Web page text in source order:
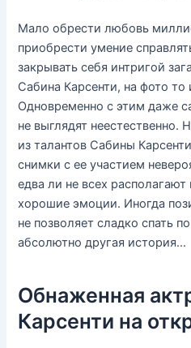
Мало обрести любовь
приобрести умение
закрывать себя интригой
Сабина Карсенти, на фото то
Одновременно с этим даже
не выглядят
из талантов Сабины
снимки с ее участием
едва ли не всех
хорошие эмоции. Иногда
не позволяет сладко спать
абсолютно другая история…
Обнаженная
Карсенти на